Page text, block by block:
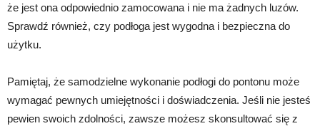
że jest ona odpowiednio zamocowana i nie ma żadnych luzów.
Sprawdź również, czy podłoga jest wygodna i bezpieczna do
użytku.
Pamiętaj, że samodzielne wykonanie podłogi do pontonu może
wymagać pewnych umiejętności i doświadczenia. Jeśli nie jesteś
pewien swoich zdolności, zawsze możesz skonsultować się z